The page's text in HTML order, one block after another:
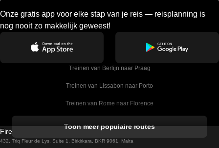
Onze gratis app voor elke stap van je reis — reisplanning is
nog nooit zo makkelijk geweest!
Treinen van Berlijn naar Praag
Treinen van Lissabon naar Porto
Treinen van Rome naar Florence
Treinen van Sevilla naar Barcelona
Toon meer populaire routes
Firebird GT Limited (OC 1451)
432, Triq Fleur de Lys, Suite 1, Birkirkara, BKR 9061, Malta